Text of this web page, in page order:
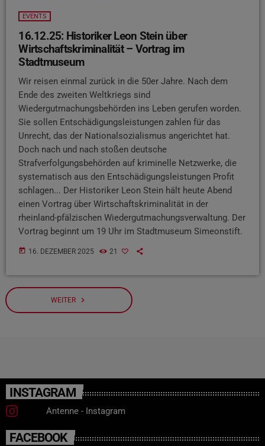
EVENTS
16.12.25: Historiker Leon Stein über
Wirtschaftskriminalität – Vortrag im
Stadtmuseum
Wir reisen einmal zurück in die 50er Jahre. Nach dem
Ende des zweiten Weltkriegs sind
Wiedergutmachungsbehörden ins Leben gerufen worden.
Sie sollen Entschädigungsleistungen zahlen für das
Unrecht, das der Nationalsozialismus angerichtet hat.
Doch nach und nach stoßen deutsche
Strafverfolgungsbehörden auf kriminelle Netzwerke, die
systematisch aus den Entschädigungsleistungen Profit
schlagen... Der Historiker Leon Stein hält heute Abend
einen Vortrag über Wirtschaftskriminalität in der
rheinland-pfälzischen Wiedergutmachungsverwaltung. Der
Vortrag beginnt um 19 Uhr im Stadtmuseum Simeonstift.
today 16. DEZEMBER 2025 21
WEITER navigate_next
INSTAGRAM
Antenne - Instagram
FACEBOOK